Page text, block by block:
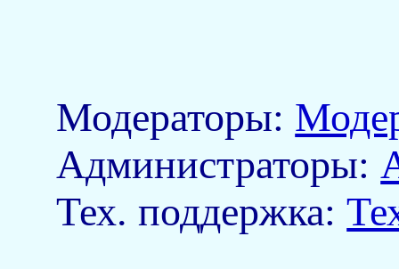
Модераторы:
Aдминистраторы:
Тех. поддержка: